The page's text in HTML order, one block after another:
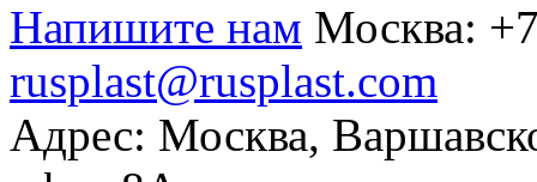
Напишите нам Москва:
rusplast@rusplast.com
Адрес: Москва,